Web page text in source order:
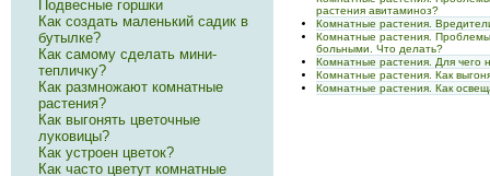
растения авитаминоз?
Комнатные растения.
Комнатные растения.
больными. Что делать?
Комнатные растения. Для чего
Комнатные растения. Как
Комнатные растения. Как
Подвесные горшки
Как создать маленький садик в
бутылке?
Как самому сделать мини-
тепличку?
Как размножают комнатные
растения?
Как выгонять цветочные
луковицы?
Как устроен цветок?
Как часто цветут комнатные